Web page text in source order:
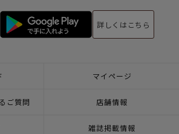
詳しくはこちら
マイページ
ご質問 店舗情報
雑誌掲載情報